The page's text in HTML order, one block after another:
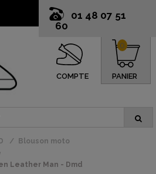
01 48 07 51
60
COMPTE PANIER
0
Blouson moto
Leather Man - Dmd